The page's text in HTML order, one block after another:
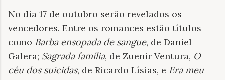
No dia 17 de outubro serão revelados os
vencedores. Entre os romances estão títulos
como Barba ensopada de sangue, de Daniel
Galera; Sagrada família, de Zuenir Ventura, O
céu dos suicidas, de Ricardo Lísias, e Era meu